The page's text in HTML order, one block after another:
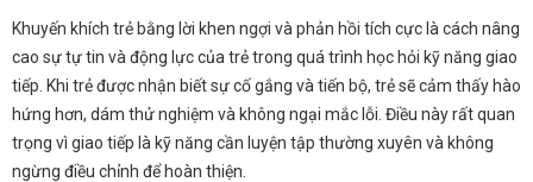
Khuyến khích trẻ bằng lời khen ngợi và phản hồi tích cực là cách nâng
cao sự tự tin và động lực của trẻ trong quá trình học hỏi kỹ năng giao
tiếp. Khi trẻ được nhận biết sự cố gắng và tiến bộ, trẻ sẽ cảm thấy hào
hứng hơn, dám thử nghiệm và không ngại mắc lỗi. Điều này rất quan
trọng vì giao tiếp là kỹ năng cần luyện tập thường xuyên và không
ngừng điều chỉnh để hoàn thiện.